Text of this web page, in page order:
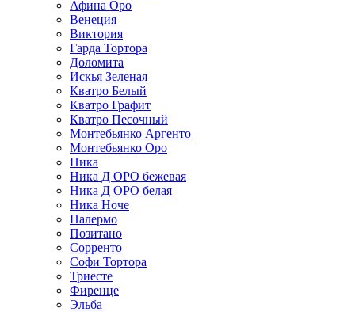
Афина Оро
Венеция
Виктория
Гарда Тортора
Доломита
Искья Зеленая
Кватро Белый
Кватро Графит
Кватро Песочный
Монтебьянко Аргенто
Монтебьянко Оро
Ника
Ника Д ОРО бежевая
Ника Д ОРО белая
Ника Ноче
Палермо
Позитано
Сорренто
Софи Тортора
Триесте
Фиренце
Эльба